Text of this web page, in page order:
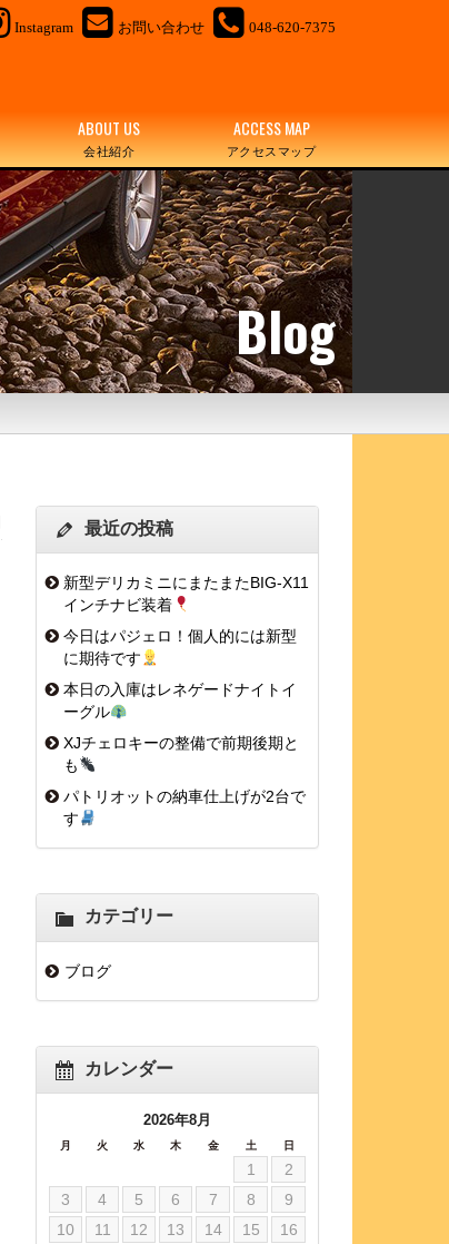
Instagram お問い合わせ 048-620-7375
ABOUT US
会社紹介
ACCESS MAP
アクセスマップ
Blog
最近の投稿
新型デリカミニにまたまたBIG-X11
インチナビ装着
今日はパジェロ！個人的には新型
に期待です
本日の入庫はレネゲードナイトイ
ーグル
XJチェロキーの整備で前期後期と
も
パトリオットの納車仕上げが2台で
す
カテゴリー
ブログ
カレンダー
2026年8月
月 火 水 木 金 土 日
1
2
3
4 5 6 7 8
9
10
11 12 13 14 15
16